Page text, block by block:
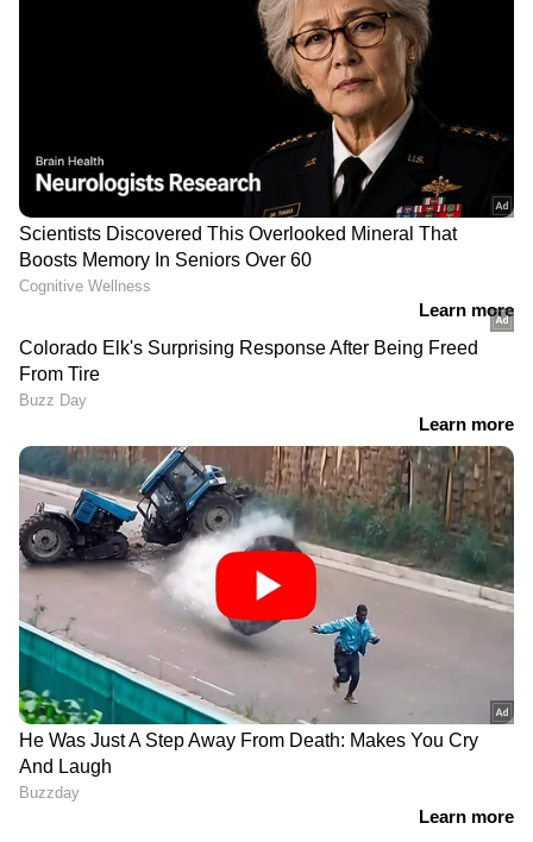
സ്വർണം വാങ്ങാൻ
ഓടണോ? സംസ്ഥാനത്ത്
സ്വർണ വിലയിൽ വീണ്ടും
വർധനവ്, നിരക്കറിയാം
റോക്കറ്റ് വേഗത്തിൽ
ഉയർന്ന് സ്വർണ വില! 48
മണിക്കൂറുകൾ, ഒറ്റയടിക്ക്
കൂടിയത് 4200 രൂപ,
കേരളത്തിലെ ഇന്നത്തെ
LATEST VIDEOS
പ്രതിപക്ഷം | FCRA Amendment Bill |
Congress
അർജുൻ ആയങ്കിയെ കസ്റ്റഡിയിൽ
വാങ്ങാൻ നീക്കം; കാപ്പ ചുമത്താൻ
കളക്ടർക്ക് റിപ്പോർട്ട് നൽകുമെന്ന്
പൊലീസ്